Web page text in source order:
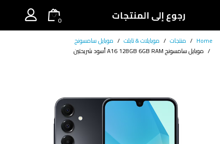
رجوع إلى المنتجات
0
Home
منتجات موبايلات & تابلت
موبايل سامسونج
موبايل سامسونج A16 128GB 6GB RAM أسود شريحتين